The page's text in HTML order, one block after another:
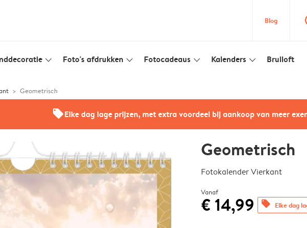
Blog
slim_arrow_down Foto's afdrukken slim_arrow_down Fotocadeaus slim_arrow_down Kalenders slim_arrow_down Bruiloft
Geometrisch
offersElke dag lage prijzen, met extra voordeel bij aankoop van meer
Geometrisch
Fotokalender Vierkant
Vanaf
€ 14,99 offers Elke dag